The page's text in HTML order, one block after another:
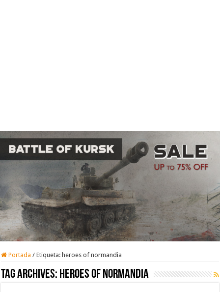
Portada / Etiqueta: heroes of normandia
Tag Archives: heroes of normandia